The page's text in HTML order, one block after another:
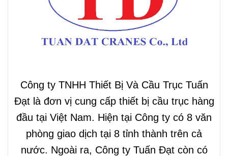
Công ty TNHH Thiết Bị Và Cầu Trục Tuấn
Đạt là đơn vị cung cấp thiết bị cầu trục hàng
đầu tại Việt Nam. Hiện tại Công ty có 8 văn
phòng giao dịch tại 8 tỉnh thành trên cả
nước. Ngoài ra, Công ty Tuấn Đạt còn có